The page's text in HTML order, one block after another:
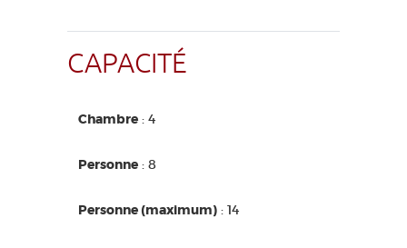
CAPACITÉ
Chambre : 4
Personne : 8
Personne (maximum) : 14